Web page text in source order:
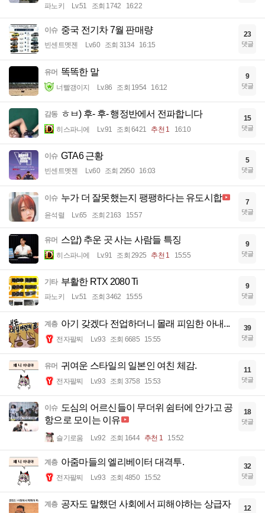
파노키 Lv.51 조회 1742 16:22
이슈 중국 전기차 7월 판매량
빈센트멧젠 Lv.60 조회 3134 16:15
23
댓글
유머 똑똑한 말
너빨갱이지 Lv.86 조회 1954 16:12
9
댓글
감동 ㅎㅂ) 후- 후- 행정반에서 전파합니다
히스파니에 Lv.91 조회 6421 추천 1 16:10
15
댓글
이슈 GTA6 근황
빈센트멧젠 Lv.60 조회 2950 16:03
5
댓글
이슈 누가 더 잘못했는지 팽팽하다는 유도시합
윤석렬 Lv.65 조회 2163 15:57
7
댓글
유머 스압) 추운 곳 사는 사람들 특징
히스파니에 Lv.91 조회 2925 추천 1 15:55
9
댓글
기타 부활한 RTX 2080 Ti
파노키 Lv.51 조회 3462 15:55
9
댓글
계층 아기 갖겠다 전업하더니 몰래 피임한 아내...
전자팔찌 Lv.93 조회 6685 15:55
39
댓글
유머 귀여운 스타일의 일본인 여친 체감.
전자팔찌 Lv.93 조회 3758 15:53
11
댓글
이슈 도심의 어르신들이 무더위 쉼터에 안가고 공
항으로 모이는 이유
슬기로움 Lv.92 조회 1644 추천 1 15:52
18
댓글
계층 아줌마들의 엘리베이터 대격투.
전자팔찌 Lv.93 조회 4850 15:52
32
댓글
계층 공자도 말했던 사회에서 피해야하는 상급자 12